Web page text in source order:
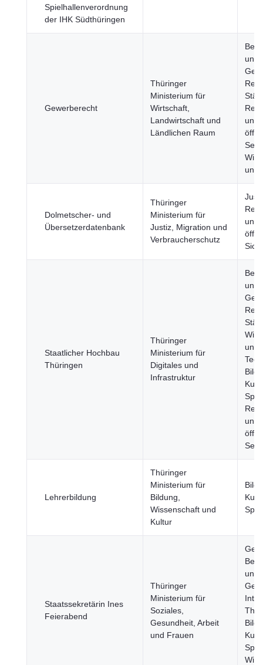
Spielhallenverordnung
der IHK Südthüringen
Gewerberecht
Thüringer
Ministerium für
Wirtschaft,
Landwirtschaft und
Ländlichen Raum
und
und
und
Dolmetscher- und
Übersetzerdatenbank
Thüringer
Ministerium für
Justiz, Migration und
Verbraucherschutz
und
Staatlicher Hochbau
Thüringen
Thüringer
Ministerium für
Digitales und
Infrastruktur
und
und
und
Lehrerbildung
Thüringer
Ministerium für
Bildung,
Wissenschaft und
Kultur
Staatssekretärin Ines
Feierabend
Thüringer
Ministerium für
Soziales,
Gesundheit, Arbeit
und Frauen
und